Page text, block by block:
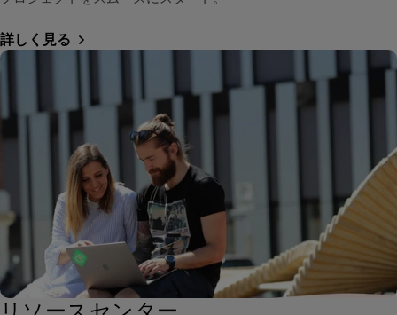
詳しく見る